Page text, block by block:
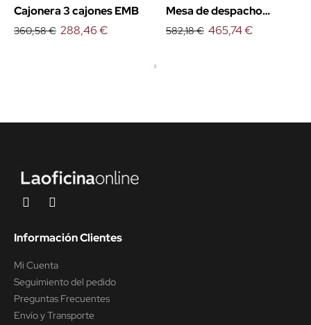
Cajonera 3 cajones EMB
360,58 € 288,46 €
Mesa de despacho
Organova
582,18 € 465,74 €
Información Clientes
Mi Cuenta
Seguimiento del pedido
Preguntas Frecuentes
Envío y Transporte